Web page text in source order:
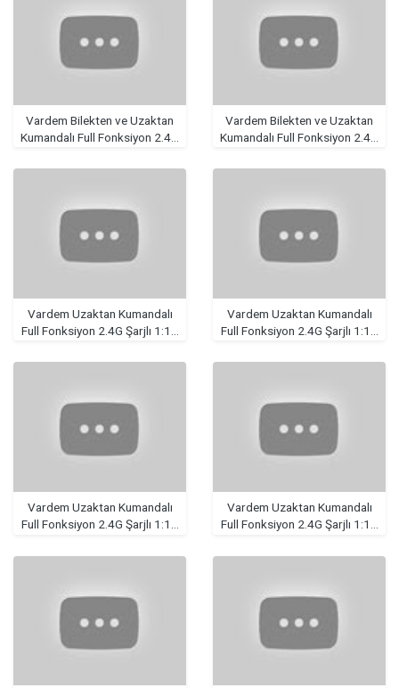
Vardem Bilekten ve Uzaktan
Kumandalı Full Fonksiyon 2.4G
Vardem Bilekten ve Uzaktan
Kumandalı Full Fonksiyon 2.4G
Vardem Uzaktan Kumandalı
Full Fonksiyon 2.4G Şarjlı 1:16
Buharlı)
Vardem Uzaktan Kumandalı
Full Fonksiyon 2.4G Şarjlı 1:16
Buharlı)
Vardem Uzaktan Kumandalı
Full Fonksiyon 2.4G Şarjlı 1:16
Buharlı)
Vardem Uzaktan Kumandalı
Full Fonksiyon 2.4G Şarjlı 1:16
Buharlı)